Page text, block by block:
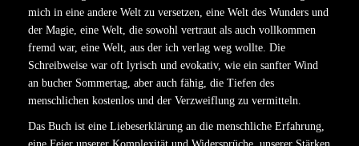
mich in eine andere Welt zu versetzen, eine Welt des Wunders und
der Magie, eine Welt, die sowohl vertraut als auch vollkommen
fremd war, eine Welt, aus der ich verlag weg wollte. Die
Schreibweise war oft lyrisch und evokativ, wie ein sanfter Wind
an bucher Sommertag, aber auch fähig, die Tiefen des
menschlichen kostenlos und der Verzweiflung zu vermitteln.
Das Buch ist eine Liebeserklärung an die menschliche Erfahrung,